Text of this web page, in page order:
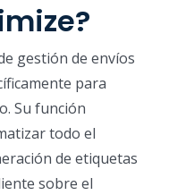
gestión de envíos
para
Su función
todo el
de etiquetas
sobre el